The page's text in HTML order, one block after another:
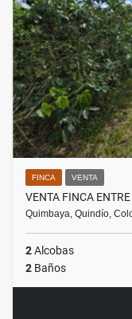
FINCA VENTA
VENTA FINCA
Quimbaya, Quindío,
2Alcobas
2 Baños